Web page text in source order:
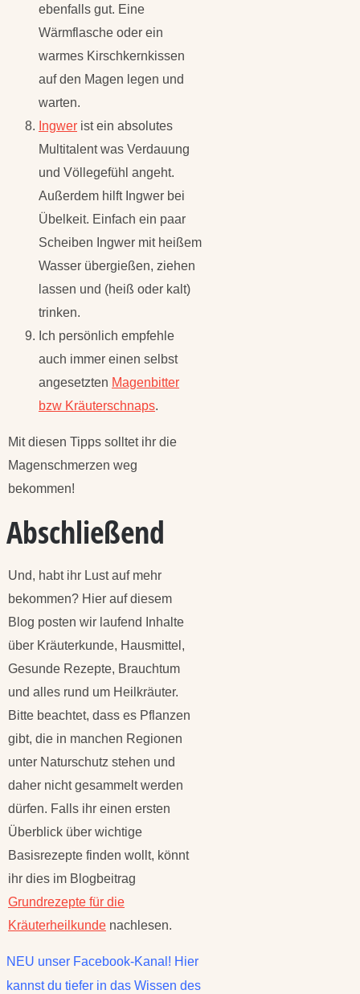
ebenfalls gut. Eine
Wärmflasche oder ein
warmes Kirschkernkissen
auf den Magen legen und
warten.
Ingwer ist ein absolutes
Multitalent was Verdauung
und Völlegefühl angeht.
Außerdem hilft Ingwer bei
Übelkeit. Einfach ein paar
Scheiben Ingwer mit heißem
Wasser übergießen, ziehen
lassen und (heiß oder kalt)
trinken.
Ich persönlich empfehle
auch immer einen selbst
angesetzten Magenbitter
bzw Kräuterschnaps.
Mit diesen Tipps solltet ihr die
Magenschmerzen weg
bekommen!
Abschließend
Und, habt ihr Lust auf mehr
bekommen? Hier auf diesem
Blog posten wir laufend Inhalte
über Kräuterkunde, Hausmittel,
Gesunde Rezepte, Brauchtum
und alles rund um Heilkräuter.
Bitte beachtet, dass es Pflanzen
gibt, die in manchen Regionen
unter Naturschutz stehen und
daher nicht gesammelt werden
dürfen. Falls ihr einen ersten
Überblick über wichtige
Basisrezepte finden wollt, könnt
ihr dies im Blogbeitrag
Grundrezepte für die
Kräuterheilkunde nachlesen.
NEU unser Facebook-Kanal! Hier
kannst du tiefer in das Wissen des